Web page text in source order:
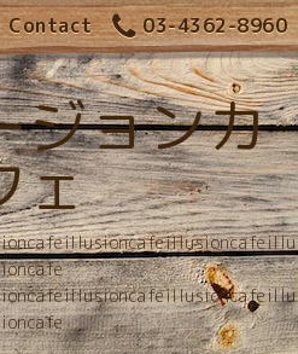
03-4362-8960
Contact
ジョンカ
ェ